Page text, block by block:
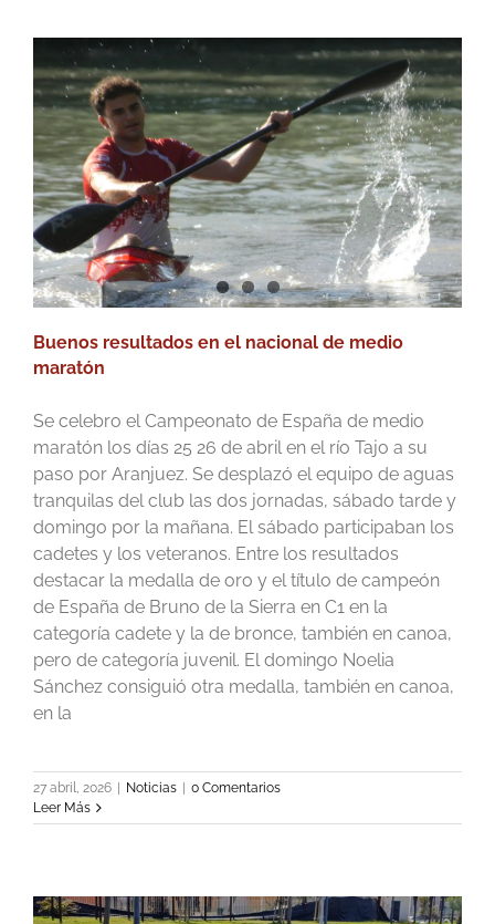
Buenos resultados en el nacional de medio
maratón
Se celebro el Campeonato de España de medio
maratón los días 25 26 de abril en el río Tajo a su
paso por Aranjuez. Se desplazó el equipo de aguas
tranquilas del club las dos jornadas, sábado tarde y
domingo por la mañana. El sábado participaban los
cadetes y los veteranos. Entre los resultados
destacar la medalla de oro y el título de campeón
de España de Bruno de la Sierra en C1 en la
categoría cadete y la de bronce, también en canoa,
pero de categoría juvenil. El domingo Noelia
Sánchez consiguió otra medalla, también en canoa,
en la
27 abril, 2026 Noticias
0 Comentarios
Leer Más